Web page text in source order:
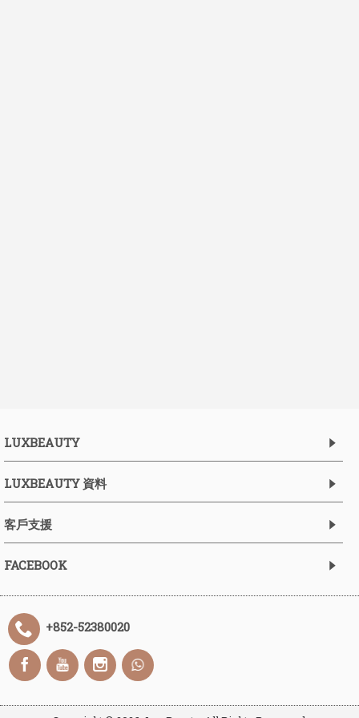
LUXBEAUTY
LUXBEAUTY 資料
客戶支援
FACEBOOK
+852-52380020